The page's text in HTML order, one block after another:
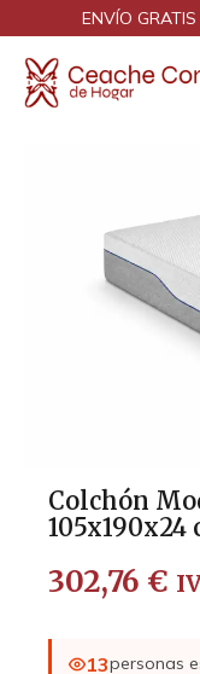
ENVÍO
Colchón
105x190x24
302,76 €
13personas